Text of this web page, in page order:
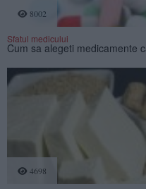
8002
Sfatul medicului
Cum sa alegeti medicamente
4698